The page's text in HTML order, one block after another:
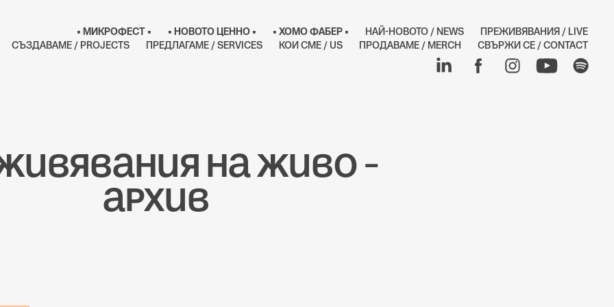
• МИКРОФЕСТ • • НОВОТО ЦЕННО • • ХОМО ФАБЕР • НАЙ-НОВОТО / NEWS
ПРЕЖИВЯВАНИЯ / LIVE
СЪЗДАВАМЕ / PROJECTS
ПРЕДЛАГАМЕ / SERVICES КОИ СМЕ / US ПРОДАВАМЕ / MERCH СВЪРЖИ СЕ / CONTACT
на живо –
архив